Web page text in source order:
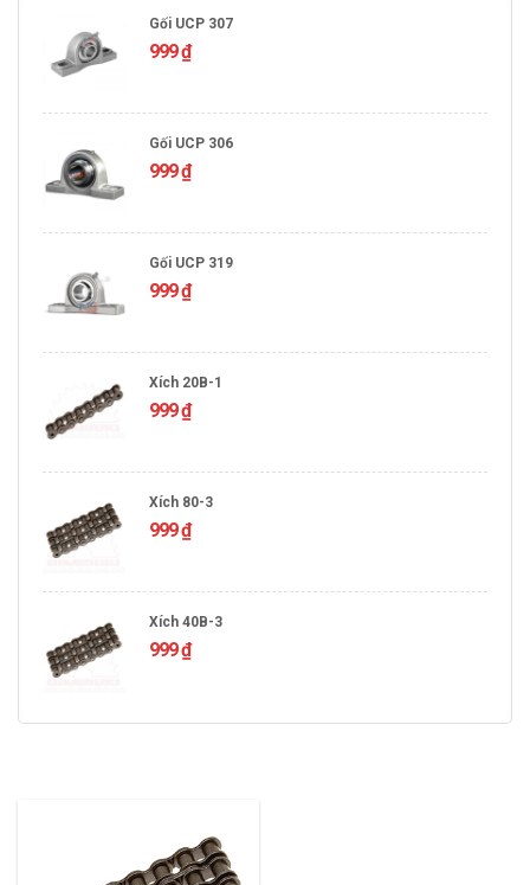
Gối UCP 307
999₫
Gối UCP 306
999₫
Gối UCP 319
999₫
Xích 20B-1
999₫
Xích 80-3
999₫
Xích 40B-3
999₫